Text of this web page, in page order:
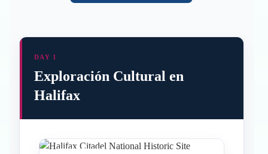
DAY 1
Exploración Cultural en
Halifax